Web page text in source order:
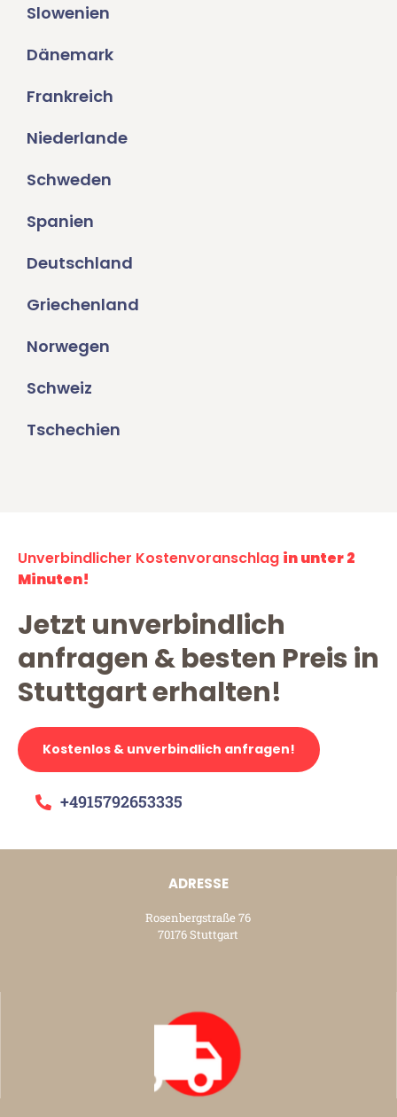
Slowenien
Dänemark
Frankreich
Niederlande
Schweden
Spanien
Deutschland
Griechenland
Norwegen
Schweiz
Tschechien
Unverbindlicher Kostenvoranschlag in unter 2
Minuten!
Jetzt unverbindlich
anfragen & besten Preis in
Stuttgart erhalten!
Kostenlos & unverbindlich anfragen!
+4915792653335
ADRESSE
Rosenbergstraße 76
70176 Stuttgart